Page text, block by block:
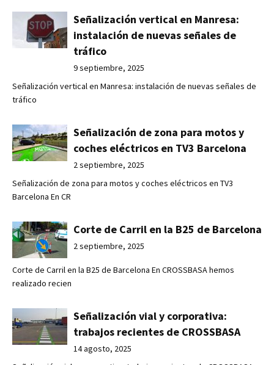
Señalización vertical en Manresa:
instalación de nuevas señales de
tráfico
9 septiembre, 2025
Señalización vertical en Manresa: instalación de nuevas señales de
tráfico
Señalización de zona para motos y
coches eléctricos en TV3 Barcelona
2 septiembre, 2025
Señalización de zona para motos y coches eléctricos en TV3
Barcelona En CR
Corte de Carril en la B25 de Barcelona
2 septiembre, 2025
Corte de Carril en la B25 de Barcelona En CROSSBASA hemos
realizado recien
Señalización vial y corporativa:
trabajos recientes de CROSSBASA
14 agosto, 2025